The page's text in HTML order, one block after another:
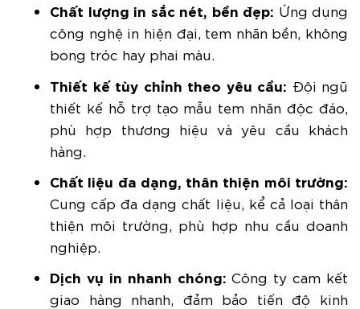
Chất lượng in sắc nét, bền đẹp: Ứng dụng
công nghệ in hiện đại, tem nhãn bền, không
bong tróc hay phai màu.
Thiết kế tùy chỉnh theo yêu cầu: Đội ngũ
thiết kế hỗ trợ tạo mẫu tem nhãn độc đáo,
phù hợp thương hiệu và yêu cầu khách
hàng.
Chất liệu đa dạng, thân thiện môi trường:
Cung cấp đa dạng chất liệu, kể cả loại thân
thiện môi trường, phù hợp nhu cầu doanh
nghiệp.
Dịch vụ in nhanh chóng: Công ty cam kết
giao hàng nhanh, đảm bảo tiến độ kinh